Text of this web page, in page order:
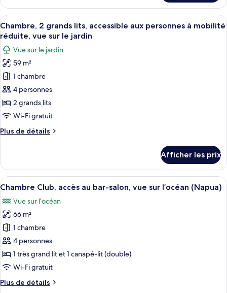
vue
sur
l’océan
(Wailea)
Suite,
chambre,
vue
l’océan
(Wailea)
Afficher
toutes
les
photos
pour
ce
type
de
chambre :
2
accessible
aux
à
mobilité
réduite,
vue
sur
le
Une chambre d’hôtel avec deux
3
Chambre, 2 grands lits, accessible aux personnes à mobilité
réduite, vue sur le jardin
Vue sur le jardin
59 m²
1 chambre
4 personnes
2 grands lits
Wi-Fi gratuit
Plus de détails
Plus
Chambre,
grands
accessible
aux
personnes
à
mobilité
réduite,
vue
sur
jardin
Afficher les prix
Afficher
toutes
les
photos
pour
ce
type
de
chambre :
Chambre
Une chambre d’hôtel comprenant
4
Chambre Club, accès au bar-salon, vue sur l’océan (Napua)
Vue sur l’océan
66 m²
1 chambre
4 personnes
1 très grand lit et 1 canapé-lit (double)
Wi-Fi gratuit
Plus de détails
Plus